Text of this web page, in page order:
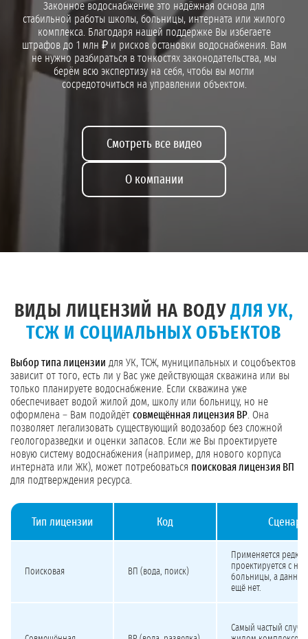
Законное водоснабжение это надёжная основа для
стабильной работы школы, больницы, интерната или жилого
комплекса. Благодаря нашей поддержке Вы избегаете
штрафов до 1 млн ₽ и рисков остановки водоснабжения. Вам
не нужно разбираться в тонкостях законодательства, мы
берём всю экспертизу на себя, чтобы вы могли
сосредоточиться на управлении объектом.
Смотреть все видео
О компании
ВИДЫ ЛИЦЕНЗИЙ НА ВОДУДЛЯ УК,
ТСЖ И СОЦИАЛЬНЫХ ОБЪЕКТОВ
Выбор типа лицензии для УК, ТСЖ, муниципальных и соцобъектов
зависит от того, есть ли у Вас уже действующая скважина или вы
только планируете водоснабжение. Если скважина уже
обеспечивает водой жилой дом, школу или больницу, но не
оформлена – Вам подойдёт совмещённая лицензия ВР . Она
позволяет легализовать существующий водозабор без сложной
геологоразведки и оценки запасов. Если же Вы проектируете
новую систему водоснабжения (например, для нового корпуса
интерната или ЖК), может потребоваться поисковая лицензия ВП
для подтверждения ресурса.
Тип лицензии Код
Поисковая ВП (вода, поиск)
Применяется
проектируется с
больницы, а
ещё нет.
Самый частый